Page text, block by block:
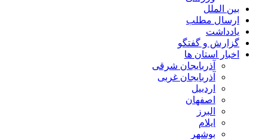
بین الملل
ارسال مطلب
یادداشت
گزارش و گفتگو
اخبار استان ها
آذربایجان شرقی
آذربایجان غربی
اردبیل
اصفهان
البرز
ایلام
بوشهر